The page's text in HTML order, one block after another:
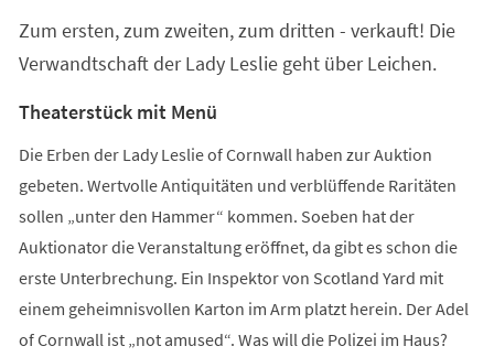
Zum ersten, zum zweiten, zum dritten - verkauft! Die
Verwandtschaft der Lady Leslie geht über Leichen.
Theaterstück mit Menü
Die Erben der Lady Leslie of Cornwall haben zur Auktion
gebeten. Wertvolle Antiquitäten und verblüffende Raritäten
sollen „unter den Hammer“ kommen. Soeben hat der
Auktionator die Veranstaltung eröffnet, da gibt es schon die
erste Unterbrechung. Ein Inspektor von Scotland Yard mit
einem geheimnisvollen Karton im Arm platzt herein. Der Adel
of Cornwall ist „not amused“. Was will die Polizei im Haus?